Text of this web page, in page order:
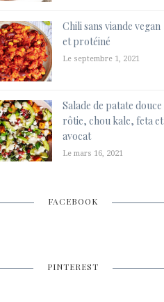
Chili sans viande vegan
et protéiné
Le septembre 1, 2021
Salade de patate douce
rôtie, chou kale, feta et
avocat
Le mars 16, 2021
FACEBOOK
PINTEREST